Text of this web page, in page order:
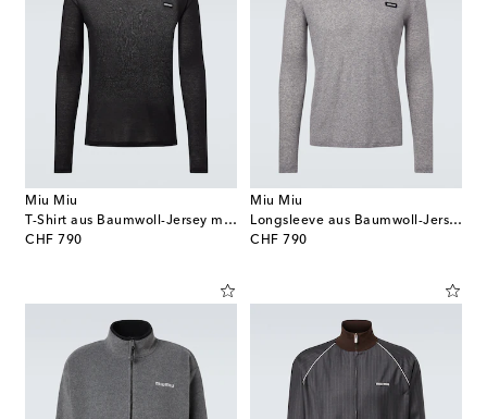
Miu Miu
T-Shirt aus Baumwoll-Jersey mit Logo
CHF 790
original price
Miu Miu
Longsleeve aus Baumwoll-Jersey
CHF 790
original price